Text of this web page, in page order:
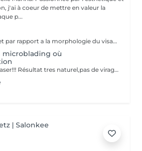
j'ai à coeur de mettre en valeur la
p...
Diagnostique et projet par rapport a la morphologie du visage.
microblading où
Soft remouver Non Laser!!! Résultat tres naturel,pas de virage de la couleur,diagnostique avant le traitement